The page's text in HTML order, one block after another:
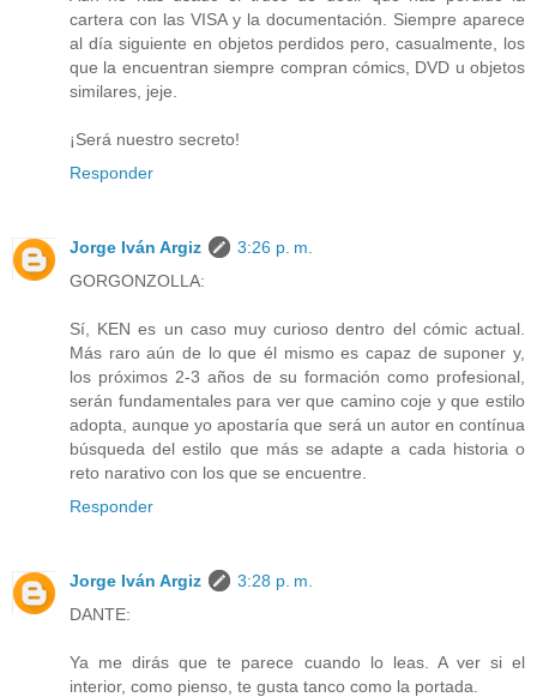
cartera con las VISA y la documentación. Siempre aparece
al día siguiente en objetos perdidos pero, casualmente, los
que la encuentran siempre compran cómics, DVD u objetos
similares, jeje.
¡Será nuestro secreto!
Responder
Jorge Iván Argiz
3:26 p. m.
GORGONZOLLA:
Sí, KEN es un caso muy curioso dentro del cómic actual.
Más raro aún de lo que él mismo es capaz de suponer y,
los próximos 2-3 años de su formación como profesional,
serán fundamentales para ver que camino coje y que estilo
adopta, aunque yo apostaría que será un autor en contínua
búsqueda del estilo que más se adapte a cada historia o
reto narativo con los que se encuentre.
Responder
Jorge Iván Argiz
3:28 p. m.
DANTE:
Ya me dirás que te parece cuando lo leas. A ver si el
interior, como pienso, te gusta tanco como la portada.